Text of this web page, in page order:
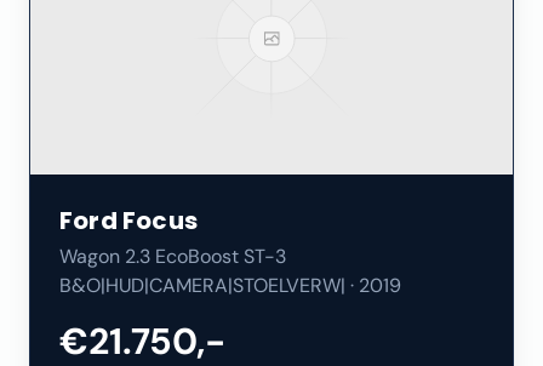
Ford Focus
Wagon 2.3 EcoBoost ST-3
B&O|HUD|CAMERA|STOELVERW| · 2019
€21.750,-